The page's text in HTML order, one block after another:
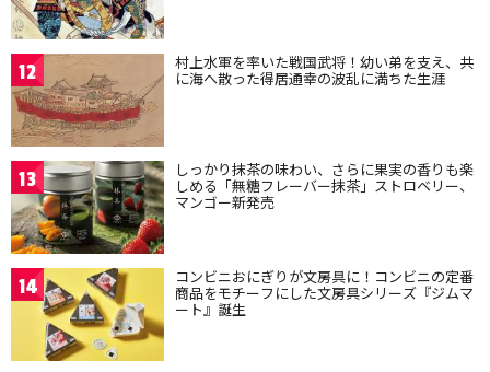
12 村上水軍を率いた戦国武将！幼い弟を支え、共
に海へ散った得居通幸の波乱に満ちた生涯
13 しっかり抹茶の味わい、さらに果実の香りも楽
しめる「無糖フレーバー抹茶」ストロベリー、
マンゴー新発売
14 コンビニおにぎりが文房具に！コンビニの定番
商品をモチーフにした文房具シリーズ『ジムマ
ート』誕生